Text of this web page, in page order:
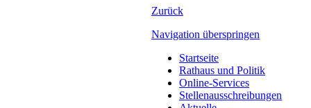
Zurück
Navigation überspringen
Startseite
Rathaus und Politik
Online-Services
Stellenausschreibungen